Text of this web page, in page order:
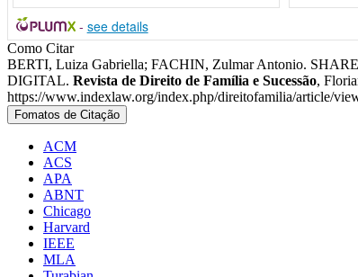
- see details
Detalhes
do
artigo
Como Citar
BERTI, Luiza Gabriella; FACHIN, Zulmar Antonio.
DIGITAL. Revista de Direito de Família e Sucessão,
https://www.indexlaw.org/index.php/direitofamilia/article/
Fomatos de Citação
ACM
ACS
APA
ABNT
Chicago
Harvard
IEEE
MLA